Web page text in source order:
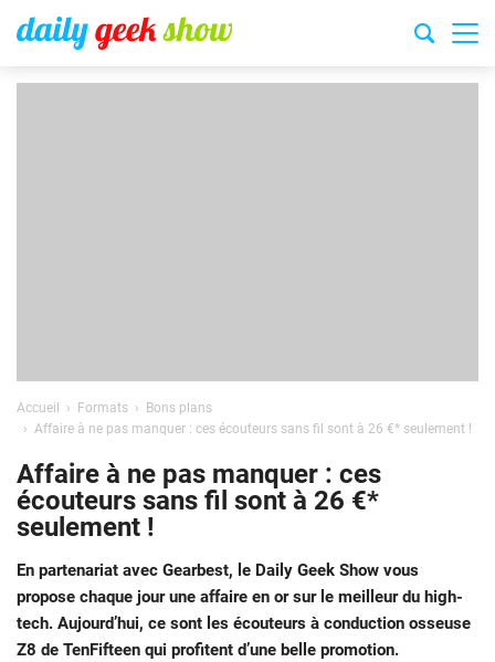
Accueil Formats
Bons plans
Affaire à ne pas manquer : ces écouteurs sans fil sont à 26 €* seulement !
Affaire à ne pas manquer : ces
écouteurs sans fil sont à 26 €*
seulement !
En partenariat avec Gearbest, le Daily Geek Show vous
propose chaque jour une affaire en or sur le meilleur du high-
tech. Aujourd’hui, ce sont les écouteurs à conduction osseuse
Z8 de TenFifteen qui profitent d’une belle promotion.